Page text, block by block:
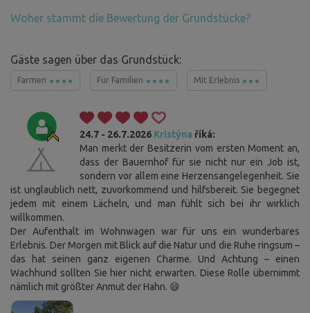
Woher stammt die Bewertung der Grundstücke?
Gäste sagen über das Grundstück:
Farmen Für Familien Mit Erlebnis
24.7 - 26.7.2026 Kristýna říká:
Man merkt der Besitzerin vom ersten Moment an,
dass der Bauernhof für sie nicht nur ein Job ist,
sondern vor allem eine Herzensangelegenheit. Sie
ist unglaublich nett, zuvorkommend und hilfsbereit. Sie begegnet
jedem mit einem Lächeln, und man fühlt sich bei ihr wirklich
willkommen.
Der Aufenthalt im Wohnwagen war für uns ein wunderbares
Erlebnis. Der Morgen mit Blick auf die Natur und die Ruhe ringsum –
das hat seinen ganz eigenen Charme. Und Achtung – einen
Wachhund sollten Sie hier nicht erwarten. Diese Rolle übernimmt
nämlich mit größter Anmut der Hahn. 😄